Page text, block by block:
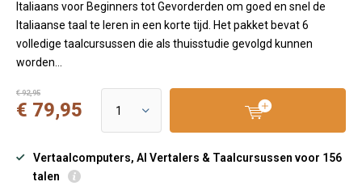
Italiaans voor Beginners tot Gevorderden om goed en snel de
Italiaanse taal te leren in een korte tijd. Het pakket bevat 6
volledige taalcursussen die als thuisstudie gevolgd kunnen
worden...
€ 92,95
€ 79,95
Vertaalcomputers, AI Vertalers & Taalcursussen voor 156
talen